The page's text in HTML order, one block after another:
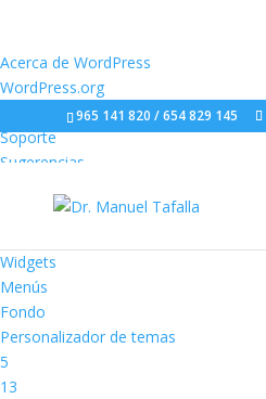
Acerca
de
WordPress
Acerca de WordPress
WordPress.org
Documentación
Soporte
Sugerencias
Escritorio
Widgets
Menús
Fondo
Personalizador de temas
5
actualizaciones
13
965 141 820 / 654 829 145